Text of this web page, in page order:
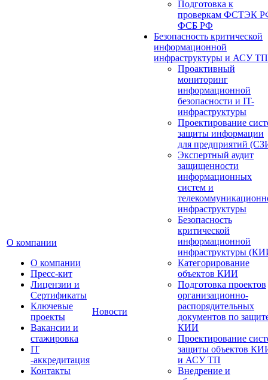
О компании
О компании
Пресс-кит
Лицензии и
Сертификаты
Ключевые
проекты
Вакансии и
стажировка
IT
-аккредитация
Контакты
Новости
Подготовка к
проверкам ФСТЭК
ФСБ РФ
Безопасность критической
информационной
инфраструктуры и АСУ ТП
Проактивный
мониторинг
информационной
безопасности и IT-
инфраструктуры
Проектирование
защиты информации
для предприятий
Экспертный аудит
защищенности
информационных
систем и
инфраструктуры
Безопасность
критической
информационной
инфраструктуры
Категорирование
объектов КИИ
Подготовка проектов
организационно-
распорядительных
документов по
КИИ
Проектирование
защиты объектов
и АСУ ТП
Внедрение и